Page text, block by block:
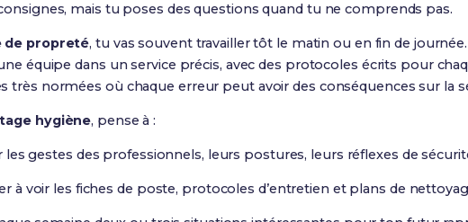
mais tu poses des questions quand tu ne comprends pas.
de propreté, tu vas souvent travailler tôt le matin ou en fin de
équipe dans un service précis, avec des protocoles écrits pour
très normées où chaque erreur peut avoir des conséquences sur la
hygiène, pense à :
les gestes des professionnels, leurs postures, leurs réflexes de
à voir les fiches de poste, protocoles d’entretien et plans de